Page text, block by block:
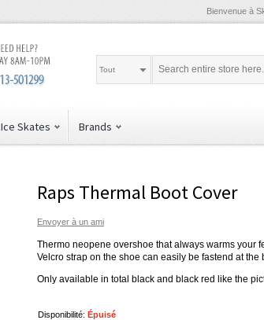
Bienvenue à
Tout
Ice Skates Brands
Raps Thermal Boot Cover
Envoyer à un ami
Thermo neopene overshoe that always warms your
Velcro strap on the shoe can easily be fastend at the
Only available in total black and black red like the
Disponibilité: Épuisé